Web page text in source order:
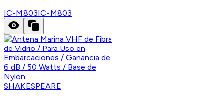
IC-M803IC-M803
SHAKESPEARE